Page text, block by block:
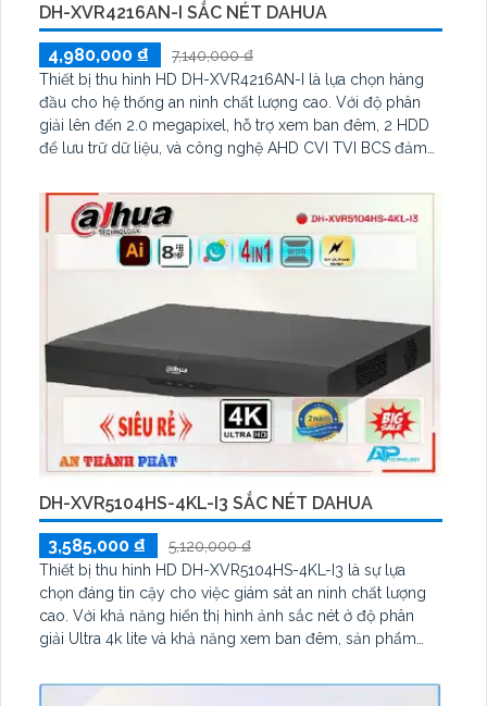
DH-XVR4216AN-I SẮC NÉT DAHUA
4,980,000 ₫
7,140,000 ₫
Thiết bị thu hình HD DH-XVR4216AN-I là lựa chọn hàng
đầu cho hệ thống an ninh chất lượng cao. Với độ phân
giải lên đến 2.0 megapixel, hỗ trợ xem ban đêm, 2 HDD
để lưu trữ dữ liệu, và công nghệ AHD CVI TVI BCS đảm
Camera IP, phù hợp cho công trình lớn
DH-XVR5104HS-4KL-I3 SẮC NÉT DAHUA
3,585,000 ₫
5,120,000 ₫
Thiết bị thu hình HD DH-XVR5104HS-4KL-I3 là sự lựa
chọn đáng tin cậy cho việc giám sát an ninh chất lượng
cao. Với khả năng hiển thị hình ảnh sắc nét ở độ phân
giải Ultra 4k lite và khả năng xem ban đêm, sản phẩm
với 1 HDD tích hợp và công nghệ AHD, CVI, TVI, BCS, độ